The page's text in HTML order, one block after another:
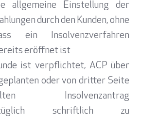
allgemeine Einstellung der
durch den Kunden, ohne
ein Insolvenzverfahren
eröffnet ist
ist verpflichtet, ACP über
oder von dritter Seite
Insolvenzantrag
schriftlich zu